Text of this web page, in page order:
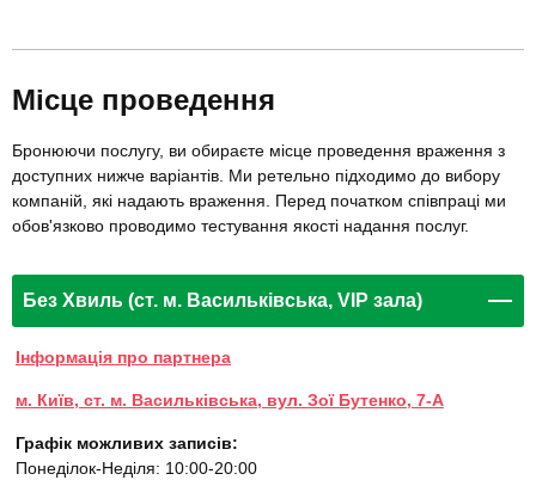
Місце проведення
Бронюючи послугу, ви обираєте місце проведення враження з
доступних нижче варіантів. Ми ретельно підходимо до вибору
компаній, які надають враження. Перед початком співпраці ми
обов'язково проводимо тестування якості надання послуг.
Без Хвиль (ст. м. Васильківська, VIP зала)
Інформація про партнера
м. Київ, ст. м. Васильківська, вул. Зої Бутенко, 7-А
Графік можливих записів:
Понеділок-Неділя: 10:00-20:00